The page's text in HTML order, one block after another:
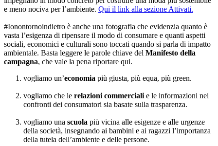
e meno nociva per l’ambiente. Qui il link alla sezione Attivati.
#Ionontornoindietro è anche una fotografia che evidenzia quanto è
vasta l’esigenza di ripensare il modo di consumare e quanti aspetti
sociali, economici e culturali sono toccati quando si parla di impatto
ambientale. Basta leggere le parole chiave del Manifesto della
campagna, che vale la pena riportare qui.
vogliamo un’economia più giusta, più equa, più green.
vogliamo che le relazioni commerciali e le informazioni nei
confronti dei consumatori sia basate sulla trasparenza.
vogliamo una scuola più vicina alle esigenze e alle urgenze
della società, insegnando ai bambini e ai ragazzi l’importanza
della tutela dell’ambiente e delle persone.